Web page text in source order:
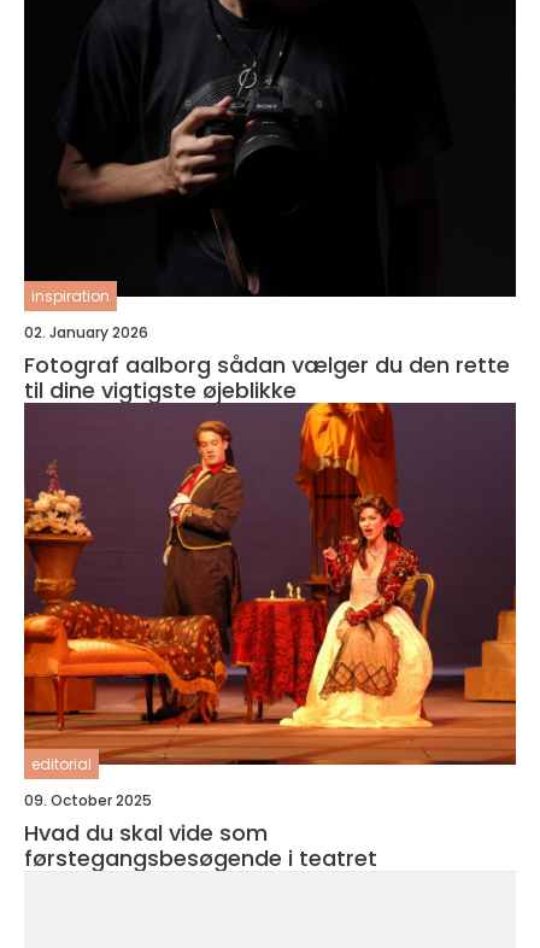
inspiration
02. January 2026
Fotograf aalborg sådan vælger du den rette
til dine vigtigste øjeblikke
editorial
09. October 2025
Hvad du skal vide som
førstegangsbesøgende i teatret